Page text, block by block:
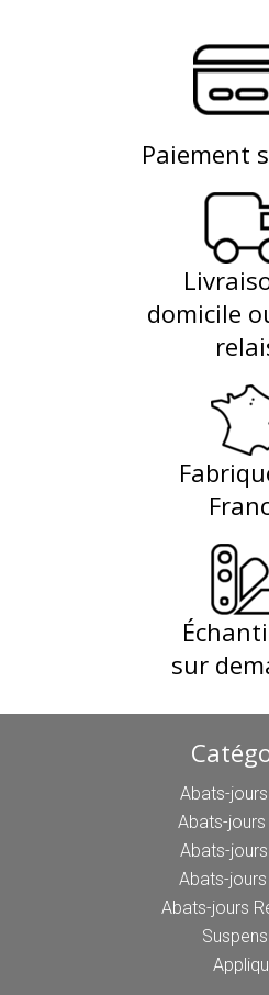
Paiement
domicile
sur
Abats-
Abats-jours
Abats-
Abats-jours
Abats-jours